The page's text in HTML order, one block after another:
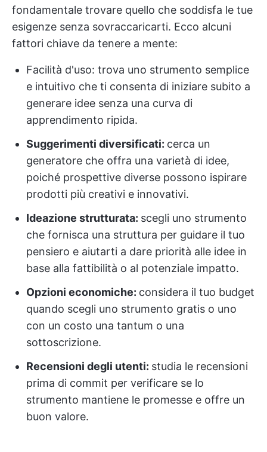
fondamentale trovare quello che soddisfa le tue
esigenze senza sovraccaricarti. Ecco alcuni
fattori chiave da tenere a mente:
Facilità d'uso: trova uno strumento semplice
e intuitivo che ti consenta di iniziare subito a
generare idee senza una curva di
apprendimento ripida.
Suggerimenti diversificati: cerca un
generatore che offra una varietà di idee,
poiché prospettive diverse possono ispirare
prodotti più creativi e innovativi.
Ideazione strutturata: scegli uno strumento
che fornisca una struttura per guidare il tuo
pensiero e aiutarti a dare priorità alle idee in
base alla fattibilità o al potenziale impatto.
Opzioni economiche: considera il tuo budget
quando scegli uno strumento gratis o uno
con un costo una tantum o una
sottoscrizione.
Recensioni degli utenti: studia le recensioni
prima di commit per verificare se lo
strumento mantiene le promesse e offre un
buon valore.